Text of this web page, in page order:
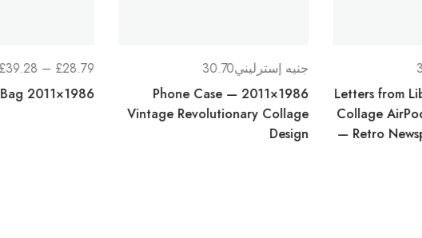
1986×2011 Phone Case —
Vintage Revolutionary
£28.79
من
1986×2011 Tote Bag